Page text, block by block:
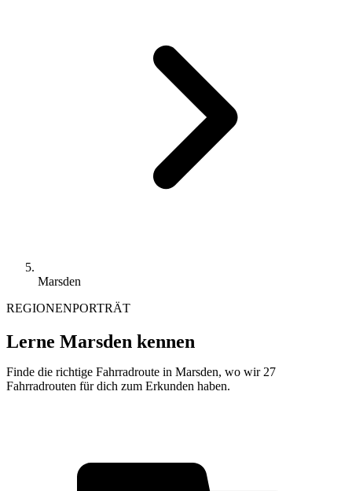
Marsden
REGIONENPORTRÄT
Lerne Marsden kennen
Finde die richtige Fahrradroute in Marsden, wo wir 27
Fahrradrouten für dich zum Erkunden haben.